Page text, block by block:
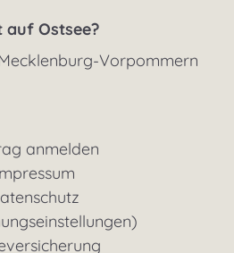
auf Ostsee?
Vorpommern
anmelden